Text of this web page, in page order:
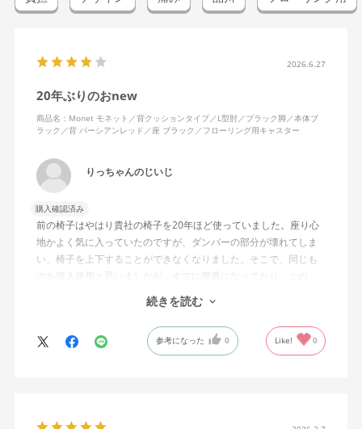
2026.6.27
20年ぶりのおnew
商品名：Monet モネット／背クッションタイプ／L型肘／ブラック脚／本体ブ
ラック／背 パーシアンレッド／座 ブラック／フローリング用キャスター
りっちゃんのじいじ
購入確認済み
前の椅子はやはり貴社の椅子を20年ほど使っていました。座り心
地かよく気に入っていたのですが、ダンパーの部分が壊れてしま
い、椅子を上下することができなくなりました。そこで、同じも
のを購入使用と思いましたが、すでに廃番になっており、この
MonEtを購入しました。やや固めの椅子ですが、使っているうち
になじんでくるのではと思っています。フローリング床で使って
いますが、ややキャスターがよく動きすぎるのが難点でしょう
か。
続きを読む
参考になった 0 Like! 0